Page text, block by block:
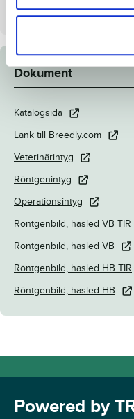
Säljare
Dokument
Katalogsida
Länk till Breedly.com
Veterinärintyg
Röntgenintyg
Operationsintyg
Röntgenbild, hasled VB TIR
Röntgenbild, hasled VB
Röntgenbild, hasled HB TIR
Röntgenbild, hasled HB
Powered by